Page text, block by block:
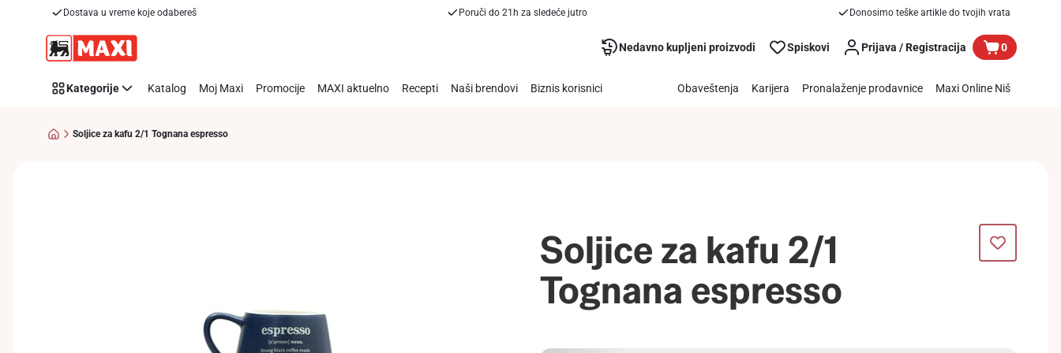
Dostava u vreme koje odabereš Poruči do 21h za sledeće jutro Donosimo teške artikle do tvojih vrata
Nedavno kupljeni proizvodi Spiskovi Prijava / Registracija 0
Kategorije Katalog Moj Maxi Promocije MAXI aktuelno Recepti Naši brendovi Biznis korisnici Obaveštenja Karijera Pronalaženje prodavnice Maxi Online Niš
Soljice za kafu 2/1 Tognana espresso
Soljice za kafu 2/1
Tognana espresso